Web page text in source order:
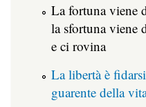
La fortuna viene
la sfortuna viene
e ci rovina
La libertà è
guarente della